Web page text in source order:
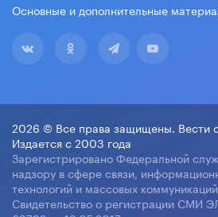
Основные и дополнительные
2026 © Все права защищены. Вести
Издается с 2003 года
Зарегистрировано Федеральной
надзору в сфере связи,
технологий и массовых
Свидетельство о регистрации СМИ